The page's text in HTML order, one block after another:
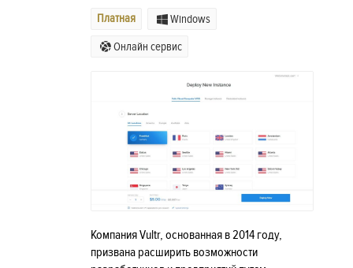
Платная Windows
Онлайн сервис
Компания Vultr, основанная в 2014 году,
призвана расширить возможности